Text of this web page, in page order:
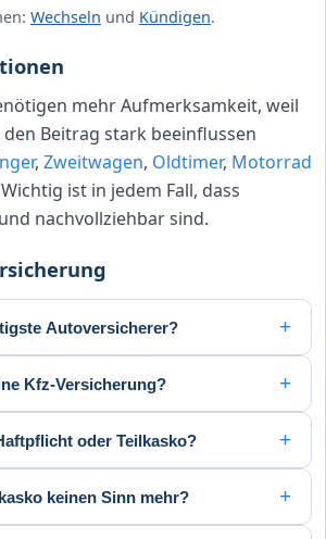
Wechseln und Kündigen.
mehr Aufmerksamkeit, weil
Beitrag stark beeinflussen
, Zweitwagen, Oldtimer, Motorrad
ist in jedem Fall, dass
nachvollziehbar sind.
Autoversicherer?
Angaben liefert die seriöseste
Kfz-Versicherung?
Nutzung, Fahrerkreis und SF-
helfen im Einzelfall kaum
oder Teilkasko?
Ob sie sich lohnt, hängt vom
der Nutzung ab.
keinen Sinn mehr?